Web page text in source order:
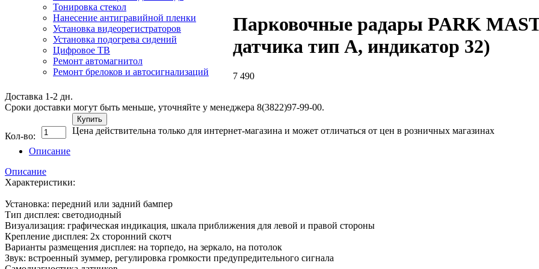
Тонировка стекол
Нанесение антигравийной пленки
Установка видеорегистраторов
Установка подогрева сидений
Цифровое ТВ
Ремонт автомагнитол
Ремонт брелоков и автосигнализаций
Парковочные радары PARK
датчика тип А, индикатор 32)
7 490
Доставка 1-2 дн.
Сроки доставки могут быть меньше, уточняйте у менеджера 8(3822)97-99-00.
Кол-во:
Купить
Цена действительна только для интернет-магазина и может отличаться от цен в розничных магазинах
Описание
Описание
Характеристики:
Установка: передний или задний бампер
Тип дисплея: светодиодный
Визуализация: графическая индикация, шкала приближения для левой и правой стороны
Крепление дисплея: 2х сторонний скотч
Варианты размещения дисплея: на торпедо, на зеркало, на потолок
Звук: встроенный зуммер, регулировка громкости предупредительного сигнала